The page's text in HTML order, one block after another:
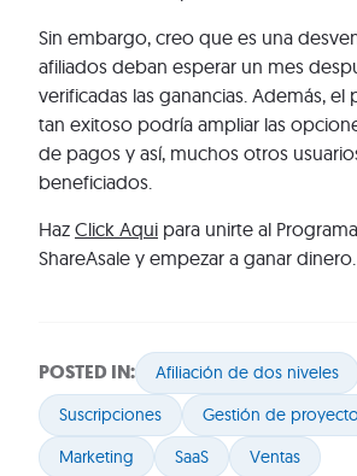
Sin embargo, creo que es una
afiliados deban esperar un mes
verificadas las ganancias. Además,
tan exitoso podría ampliar las
de pagos y así, muchos otros
beneficiados.
Haz Click Aqui para unirte al
ShareAsale y empezar a ganar dinero.
POSTED IN: Afiliación de dos niveles
Suscripciones
Gestión de
Marketing
SaaS
Ventas